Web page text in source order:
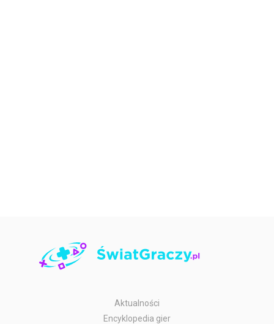
Aktualności
Encyklopedia gier